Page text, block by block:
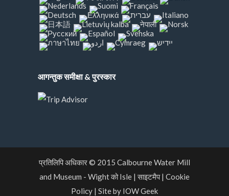
आगन्तुक समीक्षा & पुरस्कार
प्रतिलिपि अधिकार © 2015 Calbourne Water Mill
and Museum - Wight को Isle |साइटमैप| Cookie
Policy | Site by IOW Geek